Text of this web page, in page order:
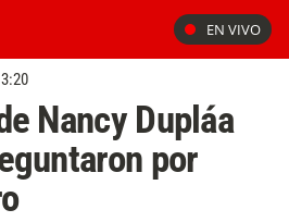
EN VIVO
Nancy Dupláa
por